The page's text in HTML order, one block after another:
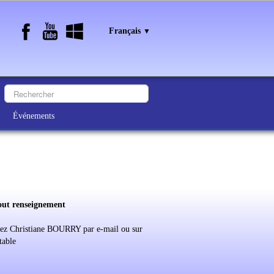
Français ▼
Événements
renseignement
Christiane BOURRY par e-mail ou sur